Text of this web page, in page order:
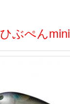
ひぶぺんmini